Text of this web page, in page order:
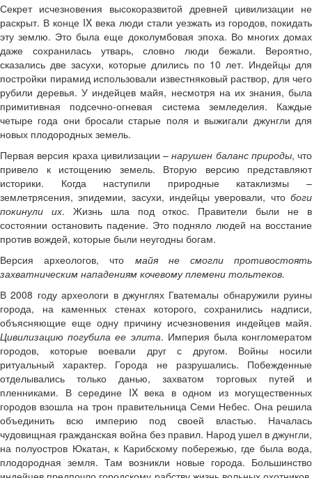
Секрет исчезновения высокоразвитой древней цивилизации не
раскрыт. В конце IX века люди стали уезжать из городов, покидать
эту землю. Это была еще доколумбовая эпоха. Во многих домах
даже сохранилась утварь, словно люди бежали. Вероятно,
сказались две засухи, которые длились по 10 лет. Индейцы для
постройки пирамид использовали известняковый раствор, для чего
рубили деревья. У индейцев майя, несмотря на их знания, была
примитивная подсечно-огневая система земледелия. Каждые
четыре года они бросали старые поля и выжигали джунгли для
новых плодородных земель.
Первая версия краха цивилизации –нарушен баланс природы, что
привело к истощению земель. Вторую версию представляют
историки. Когда наступили природные катаклизмы –
землетрясения, эпидемии, засухи, индейцы уверовали, чтобоги
покинули их. Жизнь шла под откос. Правители были не в
состоянии остановить падение. Это подняло людей на восстание
против вождей, которые были неугодны богам.
Версия археологов, что майя не смогли противостоять
захватническим нападениям кочевому племени тольтеков.
В 2008 году археологи в джунглях Гватемалы обнаружили руины
города, на каменных стенах которого, сохранились надписи,
объясняющие еще одну причину исчезновения индейцев майя.
Цивилизацию погубила ее элита. Империя была конгломератом
городов, которые воевали друг с другом. Войны носили
ритуальный характер. Города не разрушались. Побежденные
отделывались только данью, захватом торговых путей и
пленниками. В середине IX века в одном из могущественных
городов взошла на трон правительница Семи Небес. Она решила
объединить всю империю под своей властью. Началась
чудовищная гражданская война без правил. Народ ушел в джунгли,
на полуостров Юкатан, к Карибскому побережью, где была вода,
плодородная земля. Там возникли новые города. Большинство